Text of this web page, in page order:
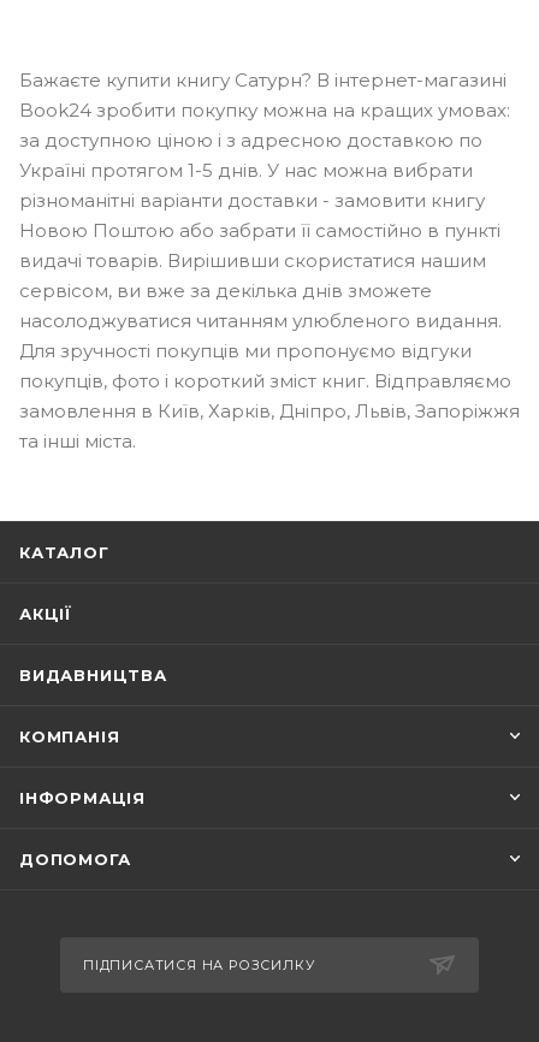
Бажаєте купити книгу Сатурн? В інтернет-магазині
Book24 зробити покупку можна на кращих умовах:
за доступною ціною і з адресною доставкою по
Україні протягом 1-5 днів. У нас можна вибрати
різноманітні варіанти доставки - замовити книгу
Новою Поштою або забрати її самостійно в пункті
видачі товарів. Вирішивши скористатися нашим
сервісом, ви вже за декілька днів зможете
насолоджуватися читанням улюбленого видання.
Для зручності покупців ми пропонуємо відгуки
покупців, фото і короткий зміст книг. Відправляємо
замовлення в Київ, Харків, Дніпро, Львів, Запоріжжя
та інші міста.
КАТАЛОГ
АКЦІЇ
ВИДАВНИЦТВА
КОМПАНІЯ
ІНФОРМАЦІЯ
ДОПОМОГА
ПІДПИСАТИСЯ НА РОЗСИЛКУ